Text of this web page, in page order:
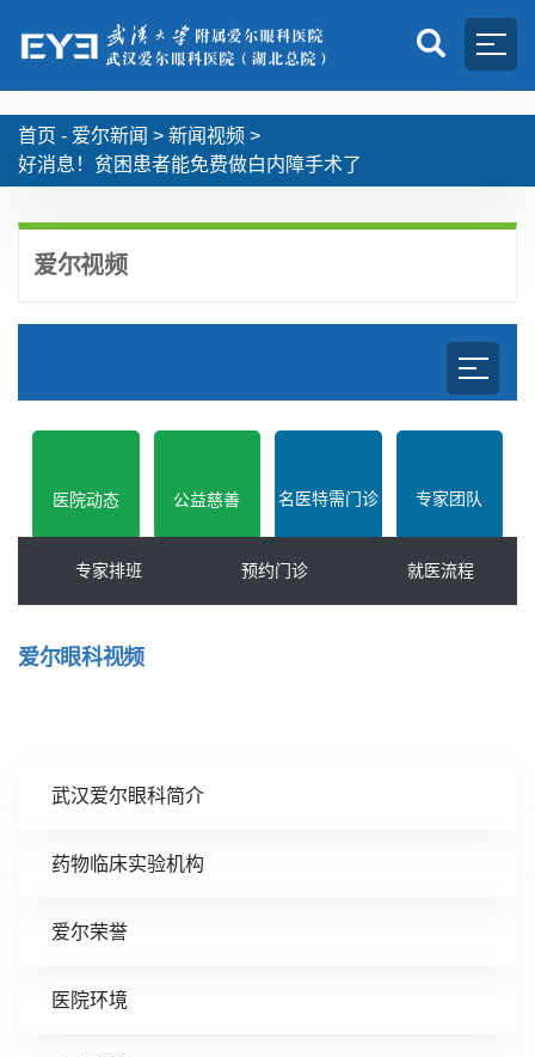
首页 - 爱尔新闻 > 新闻视频 >
好消息！贫困患者能免费做白内障手术了
武汉爱尔眼科简介
药物临床实验机构
爱尔荣誉
医院环境
爱尔视频
爱尔眼科视频